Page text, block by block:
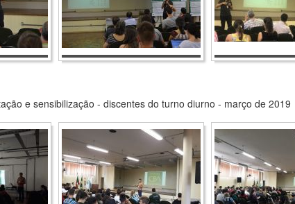
e sensibilização - discentes do turno diurno - março de 2019